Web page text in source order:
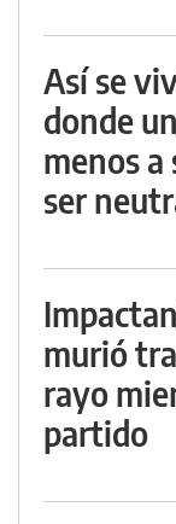
Así se
donde
menos a
ser
murió
rayo
partido